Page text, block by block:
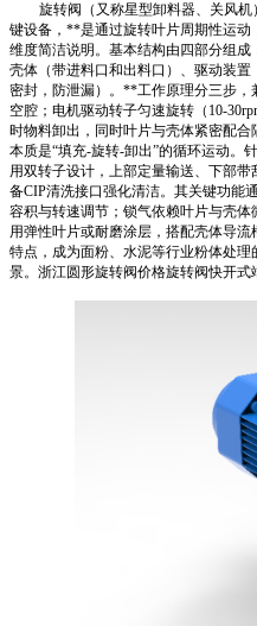
旋转阀（又称星型卸料器、关风
键设备，**是通过旋转叶片周期性运
维度简洁说明。基本结构由四部分组成
壳体（带进料口和出料口）、驱动装
密封，防泄漏）。**工作原理分三步
空腔；电机驱动转子匀速旋转（10-
时物料卸出，同时叶片与壳体紧密配合
本质是“填充-旋转-卸出”的循环运动。
用双转子设计，上部定量输送、下部
备CIP清洗接口强化清洁。其关键功能
容积与转速调节；锁气依赖叶片与壳
用弹性叶片或耐磨涂层，搭配壳体导
特点，成为面粉、水泥等行业粉体处
景。浙江圆形旋转阀价格旋转阀快开式